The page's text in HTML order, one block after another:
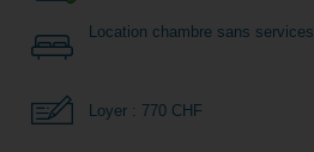
Location chambre sans services
Loyer : 770 CHF